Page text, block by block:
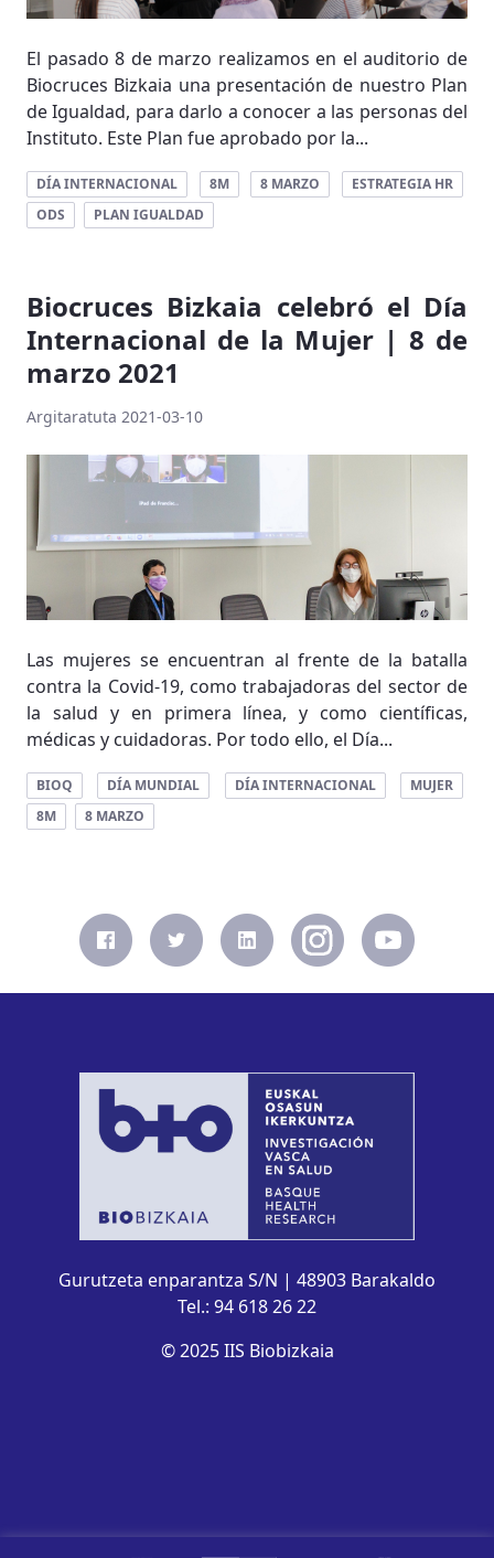
El pasado 8 de marzo realizamos en el auditorio de
Biocruces Bizkaia una presentación de nuestro Plan
de Igualdad, para darlo a conocer a las personas del
Instituto. Este Plan fue aprobado por la...
DÍA INTERNACIONAL 8M 8 MARZO
ESTRATEGIA HR
ODS
PLAN IGUALDAD
Biocruces Bizkaia celebró el Día
Internacional de la Mujer | 8 de
marzo 2021
Argitaratuta 2021-03-10
Las mujeres se encuentran al frente de la batalla
contra la Covid-19, como trabajadoras del sector de
la salud y en primera línea, y como científicas,
médicas y cuidadoras. Por todo ello, el Día...
BIOQ DÍA MUNDIAL DÍA INTERNACIONAL
MUJER
8M
8 MARZO
Gurutzeta enparantza S/N | 48903 Barakaldo
Tel.: 94 618 26 22
© 2025 IIS Biobizkaia